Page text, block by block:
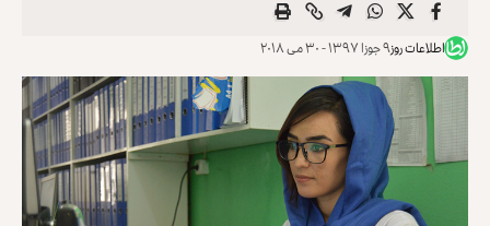
اطلاعات روز۹ جوزا ۱۳۹۷ - ۳۰ می ۲۰۱۸